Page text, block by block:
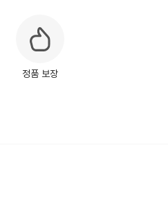
정품 보장